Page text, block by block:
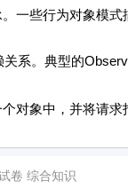
些行为对象模式
。典型的
对象中，并将请求
卷 综合知识